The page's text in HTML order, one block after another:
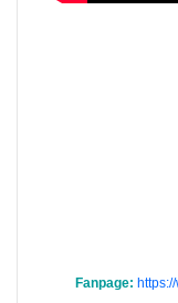
Fanpage: